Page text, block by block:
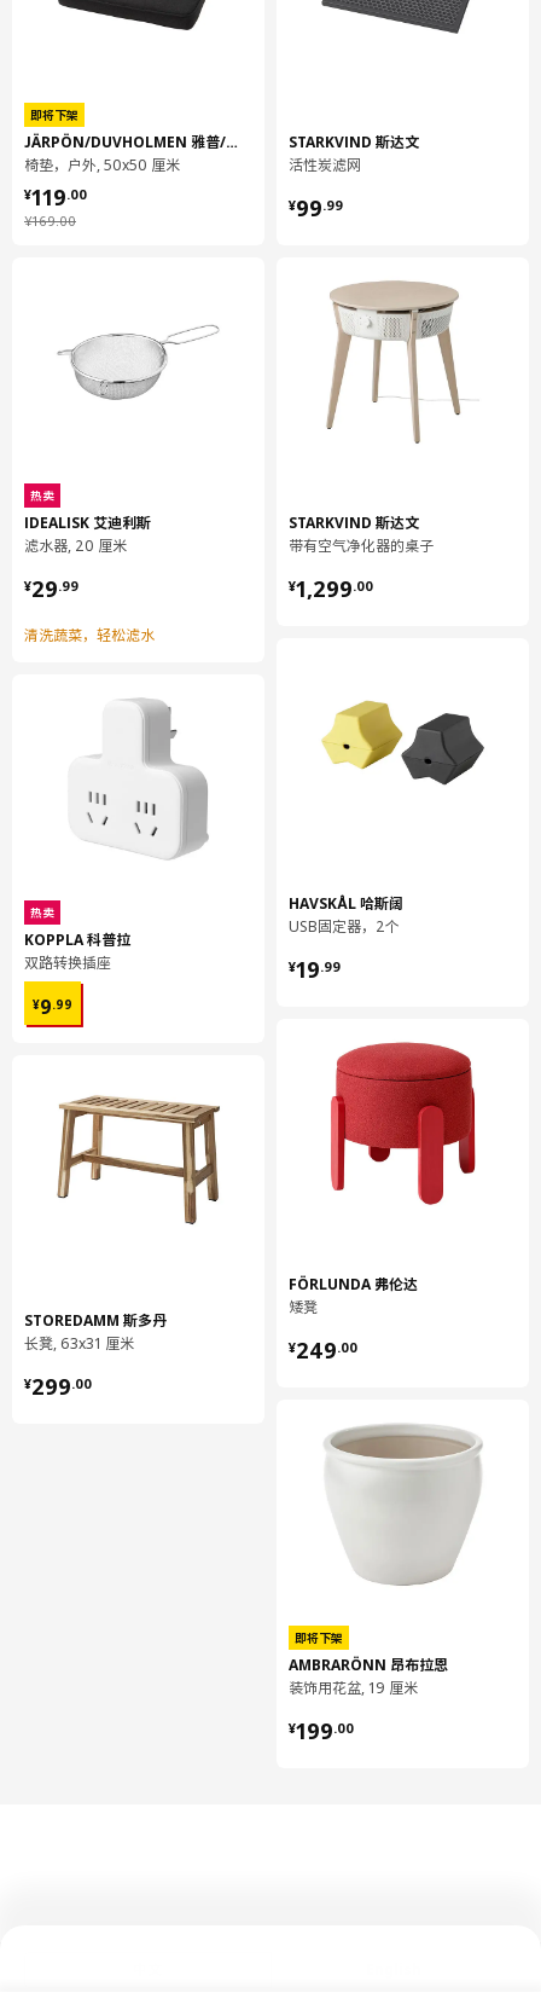
即将下架
JÄRPÖN/DUVHOLMEN 雅普/杜夫
椅垫，户外, 50x50 厘米
¥169.00
¥ 169.00
¥119.00
¥ 119.00
热卖
IDEALISK 艾迪利斯
滤水器, 20 厘米
¥29.99
¥ 29.99
清洗蔬菜，轻松滤水
热卖
KOPPLA 科普拉
双路转换插座
¥9.99
¥ 9.99
STOREDAMM 斯多丹
长凳, 63x31 厘米
¥299.00
¥ 299.00
STARKVIND 斯达文
活性炭滤网
¥99.99
¥ 99.99
STARKVIND 斯达文
带有空气净化器的桌子
¥1,299.00
¥ 1299.00
HAVSKÅL 哈斯阔
USB固定器，2个
¥19.99
¥ 19.99
FÖRLUNDA 弗伦达
矮凳
¥249.00
¥ 249.00
即将下架
AMBRARÖNN 昂布拉恩
装饰用花盆, 19 厘米
¥199.00
¥ 199.00